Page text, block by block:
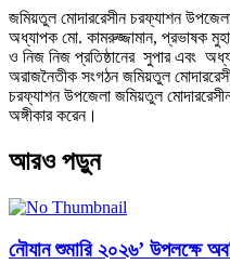
জমিয়তুল মোদাররেসীন চরফ্যাশন
অধ্যাপক মো. কামরুজ্জামান, প্রভাষক
ও নিজ নিজ প্রতিষ্ঠানের সুপার এবং
অরাজনৈতীক সংগঠন জমিয়তুল
চরফ্যাশন উপজেলা জমিয়তুল
অঙ্গীকার করেন।
আরও পড়ুন
নৌযান শুমারি ২০২৬’ উপলক্ষে